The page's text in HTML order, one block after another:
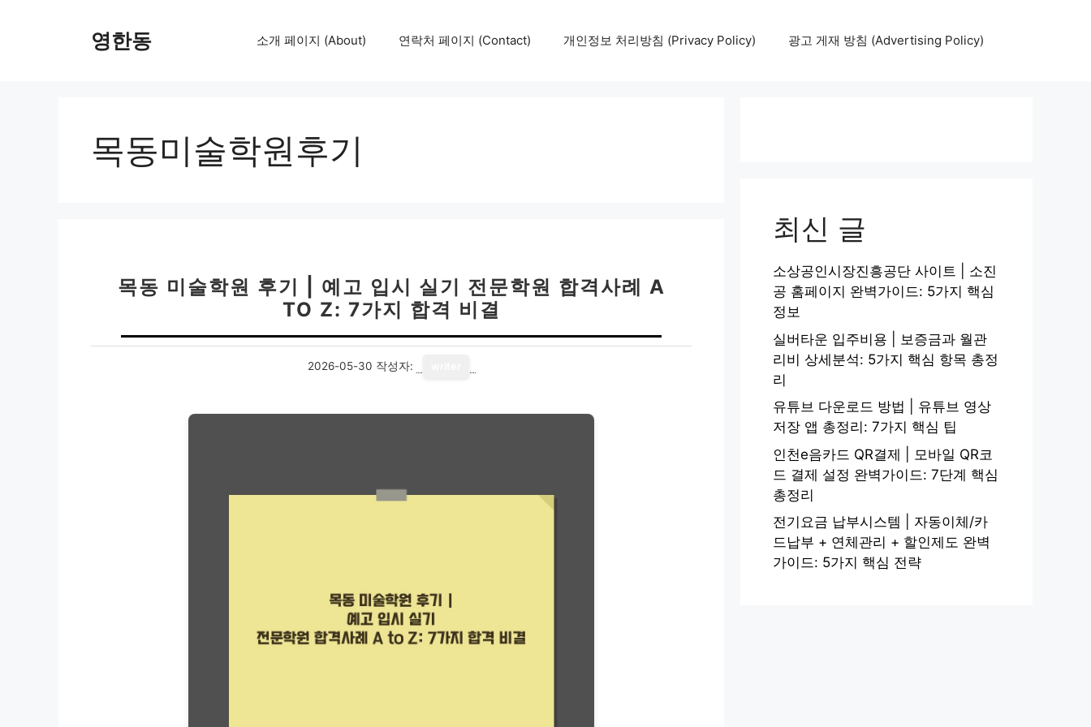
영한동 소개 페이지 (About) 연락처 페이지 (Contact) 개인정보 처리방침 (Privacy Policy) 광고 게재 방침 (Advertising Policy)
목동미술학원후기
목동 미술학원 후기 | 예고 입시 실기 전문학원 합격사례 A
TO Z: 7가지 합격 비결
2026-05-30 작성자:
최신 글
소상공인시장진흥공단 사이트 | 소진
공 홈페이지 완벽가이드: 5가지 핵심
정보
실버타운 입주비용 | 보증금과 월관
리비 상세분석: 5가지 핵심 항목 총정
리
유튜브 다운로드 방법 | 유튜브 영상
저장 앱 총정리: 7가지 핵심 팁
인천e음카드 QR결제 | 모바일 QR코
드 결제 설정 완벽가이드: 7단계 핵심
총정리
전기요금 납부시스템 | 자동이체/카
드납부 + 연체관리 + 할인제도 완벽
가이드: 5가지 핵심 전략